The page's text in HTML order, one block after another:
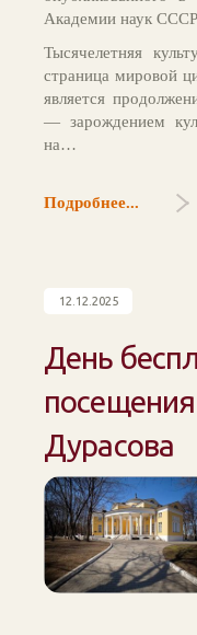
Академии наук
Тысячелетняя
страница мировой
является
— зарождением
на…
Подробнее...
12.12.2025
День
Дурасова